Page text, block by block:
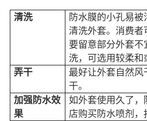
清洗
防水膜的小孔易
清洗外套。消费
要留意部分外套
洗，可选用较柔
弄干
最好让外套自然
干。
加强防水效
果
如外套使用久了
店购买防水喷剂